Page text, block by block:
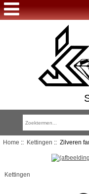
Home :: Kettingen :: Zilveren
Kettingen